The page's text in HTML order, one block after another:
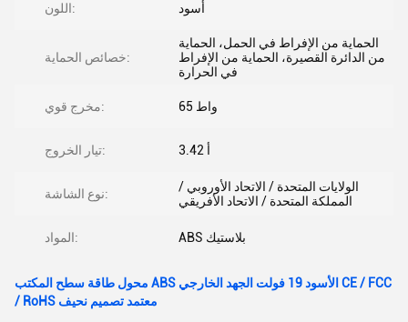
اللون: أسود
خصائص الحماية:
الحماية من الإفراط في الحمل، الحماية
من الدائرة القصيرة، الحماية من الإفراط
في الحرارة
مخرج قوي: 65 واط
تيار الخروج: 3.42 أ
نوع الشاشة:
الولايات المتحدة / الاتحاد الأوروبي /
المملكة المتحدة / الاتحاد الأفريقي
المواد: ABS بلاستيك
محول طاقة سطح المكتب ABS الأسود 19 فولت الجهد الخارجي CE / FCC
/ RoHS معتمد تصميم نحيف